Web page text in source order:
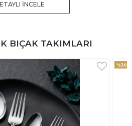
İNCELE
BIÇAK TAKIMLARI
%33